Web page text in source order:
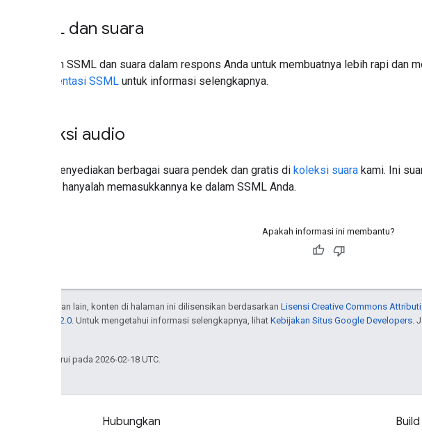
SSML dan suara
Gunakan SSML dan suara dalam respons Anda untuk membuatnya lebih rapi dan
dokumentasi SSML untuk informasi selengkapnya.
Koleksi audio
Kami menyediakan berbagai suara pendek dan gratis di koleksi suara kami. Ini
lakukan hanyalah memasukkannya ke dalam SSML Anda.
Apakah informasi ini membantu?
Kecuali dinyatakan lain, konten di halaman ini dilisensikan berdasarkan Lisensi Creative Commons
Lisensi Apache 2.0 . Untuk mengetahui informasi selengkapnya, lihat Kebijakan Situs Google Developers .
Terakhir diperbarui pada 2026-02-18 UTC.
Hubungkan Build